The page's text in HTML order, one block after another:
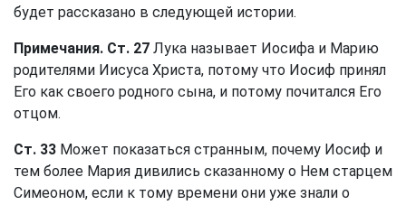
будет рассказано в следующей истории.
Примечания. Ст. 27 Лука называет Иосифа и Марию
родителями Иисуса Христа, потому что Иосиф принял
Его как своего родного сына, и потому почитался Его
отцом.
Ст. 33 Может показаться странным, почему Иосиф и
тем более Мария дивились сказанному о Нем старцем
Симеоном, если к тому времени они уже знали о